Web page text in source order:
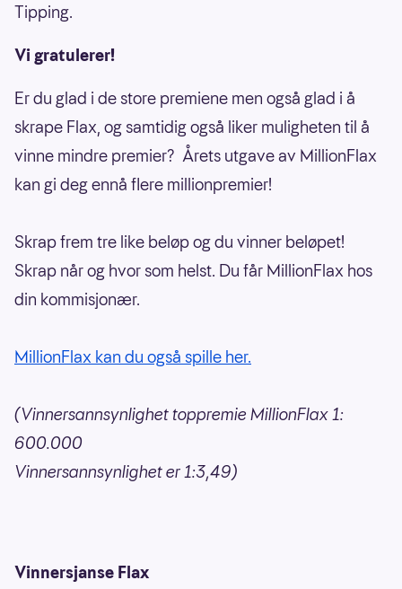
Tipping.
Vi gratulerer!
Er du glad i de store premiene men også glad i å
skrape Flax, og samtidig også liker muligheten til å
vinne mindre premier? Årets utgave av MillionFlax
kan gi deg ennå flere millionpremier!
Skrap frem tre like beløp og du vinner beløpet!
Skrap når og hvor som helst. Du får MillionFlax hos
din kommisjonær.
MillionFlax kan du også spille her.
(Vinnersannsynlighet toppremie MillionFlax 1:
600.000
Vinnersannsynlighet er 1:3,49)
Vinnersjanse Flax